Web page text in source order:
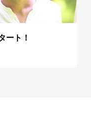
ート！